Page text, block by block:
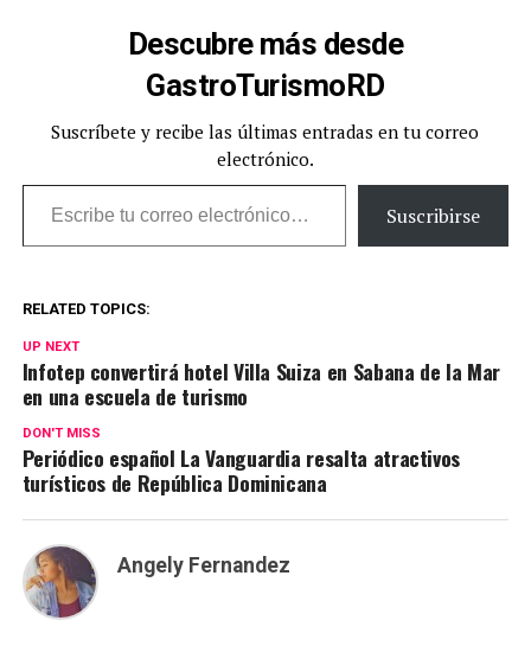
Descubre más desde
GastroTurismoRD
Suscríbete y recibe las últimas entradas en tu correo
electrónico.
Escribe tu correo electrónico…
Suscribirse
RELATED TOPICS:
UP NEXT
Infotep convertirá hotel Villa Suiza en Sabana de la Mar
en una escuela de turismo
DON'T MISS
Periódico español La Vanguardia resalta atractivos
turísticos de República Dominicana
Angely Fernandez